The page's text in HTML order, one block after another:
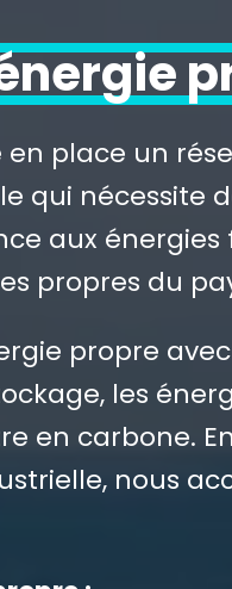
place un
qui nécessite
aux énergies
propres du
propre
les
en carbone.
nous